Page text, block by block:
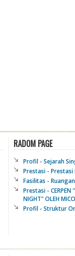
RADOM PAGE
Profil - Sejarah
Prestasi -
Fasilitas -
Prestasi - CERPEN
NIGHT" OLEH
Profil - Struktur